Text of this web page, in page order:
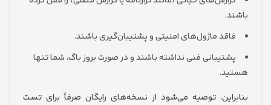
ماژول‌های امنیتی و پشتیبان‌گیری باشند.
فنی نداشته باشند و در صورت بروز باگ، شما تنها
توصیه می‌شود از نسخه‌های رایگان صرفاً برای تست